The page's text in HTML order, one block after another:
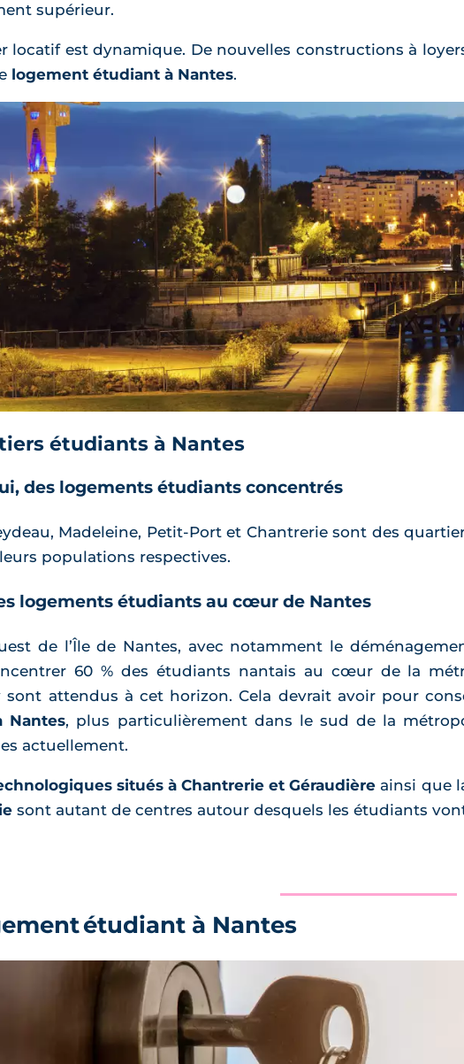
supérieur.
locatif est dynamique. De nouvelles constructions à
logement étudiant à Nantes.
étudiants à Nantes
des logements étudiants concentrés
Madeleine, Petit-Port et Chantrerie sont des
populations respectives.
logements étudiants au cœur de Nantes
de l’Île de Nantes, avec notamment le
60 % des étudiants nantais au cœur de la
attendus à cet horizon. Cela devrait avoir pour
Nantes, plus particulièrement dans le sud de la
actuellement.
situés à Chantrerie et Géraudière ainsi que
sont autant de centres autour desquels les étudiants
étudiant à Nantes